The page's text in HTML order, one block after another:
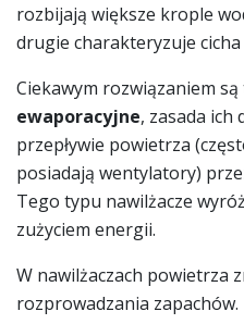
rozbijają większe krople
drugie charakteryzuje
Ciekawym rozwiązaniem są
ewaporacyjne, zasada ich
przepływie powietrza
posiadają wentylatory)
Tego typu nawilżacze
zużyciem energii.
W nawilżaczach powietrza
rozprowadzania zapachów.